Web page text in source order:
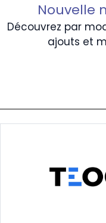
Nouvelle
Découvrez par
ajouts et